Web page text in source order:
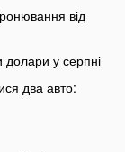
від
долари у серпні
два авто: